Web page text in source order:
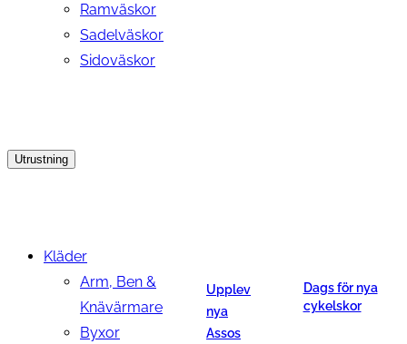
Ramväskor
Sadelväskor
Sidoväskor
Utrustning
Kläder
Arm, Ben &
Knävärmare
Byxor
Upplev
nya
Assos
Dags för nya
cykelskor